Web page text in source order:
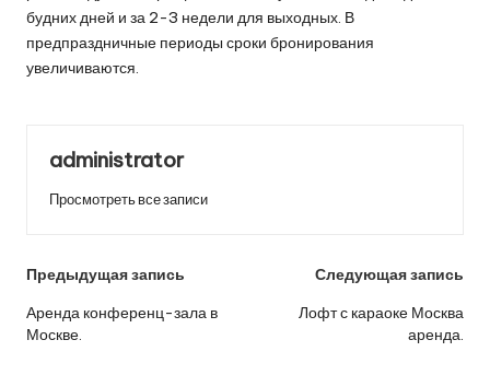
будних дней и за 2-3 недели для выходных. В
предпраздничные периоды сроки бронирования
увеличиваются.
administrator
Просмотреть все записи
Навигация
по
записям
Предыдущая запись
Аренда конференц-зала в
Москве.
Следующая запись
Лофт с караоке Москва
аренда.